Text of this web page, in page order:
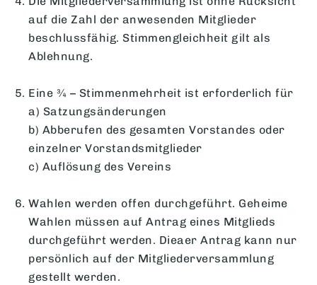
auf die Zahl der anwesenden Mitglieder
beschlussfähig. Stimmengleichheit gilt als
Ablehnung.
Eine ¾ – Stimmenmehrheit ist erforderlich für
a) Satzungsänderungen
b) Abberufen des gesamten Vorstandes oder
einzelner Vorstandsmitglieder
c) Auflösung des Vereins
Wahlen werden offen durchgeführt. Geheime
Wahlen müssen auf Antrag eines Mitglieds
durchgeführt werden. Dieaer Antrag kann nur
persönlich auf der Mitgliederversammlung
gestellt werden.